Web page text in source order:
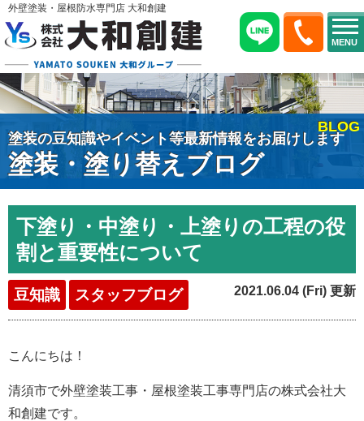
MENU
外壁塗装・屋根防水専門店 大和創建
塗装の豆知識やイベント等最新情報をお届けします
塗装・塗り替えブログ
BLOG
下塗り・中塗り・上塗りの工程の役
割と重要性について
豆知識 スタッフブログ 2021.06.04 (Fri) 更新
こんにちは！
清須市で外壁塗装工事・屋根塗装工事専門店の株式会社大
和創建です。